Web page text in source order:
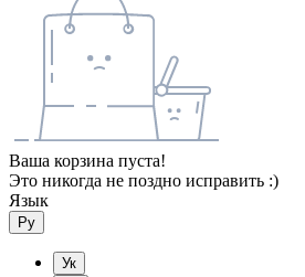
Ваша корзина пуста!
Это никогда не поздно исправить :)
Язык
Ру
Ук